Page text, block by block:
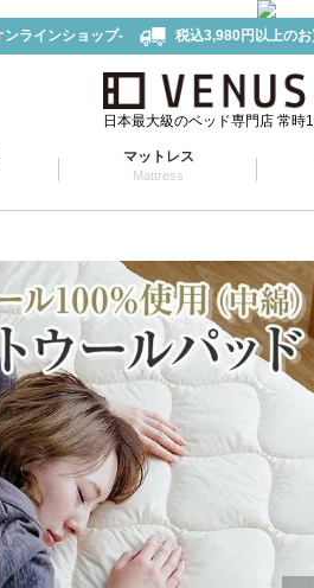
ンラインショップ- 税込3,980円以上の
日本最大級のベッド専門店 常時
マットレス
Mattress